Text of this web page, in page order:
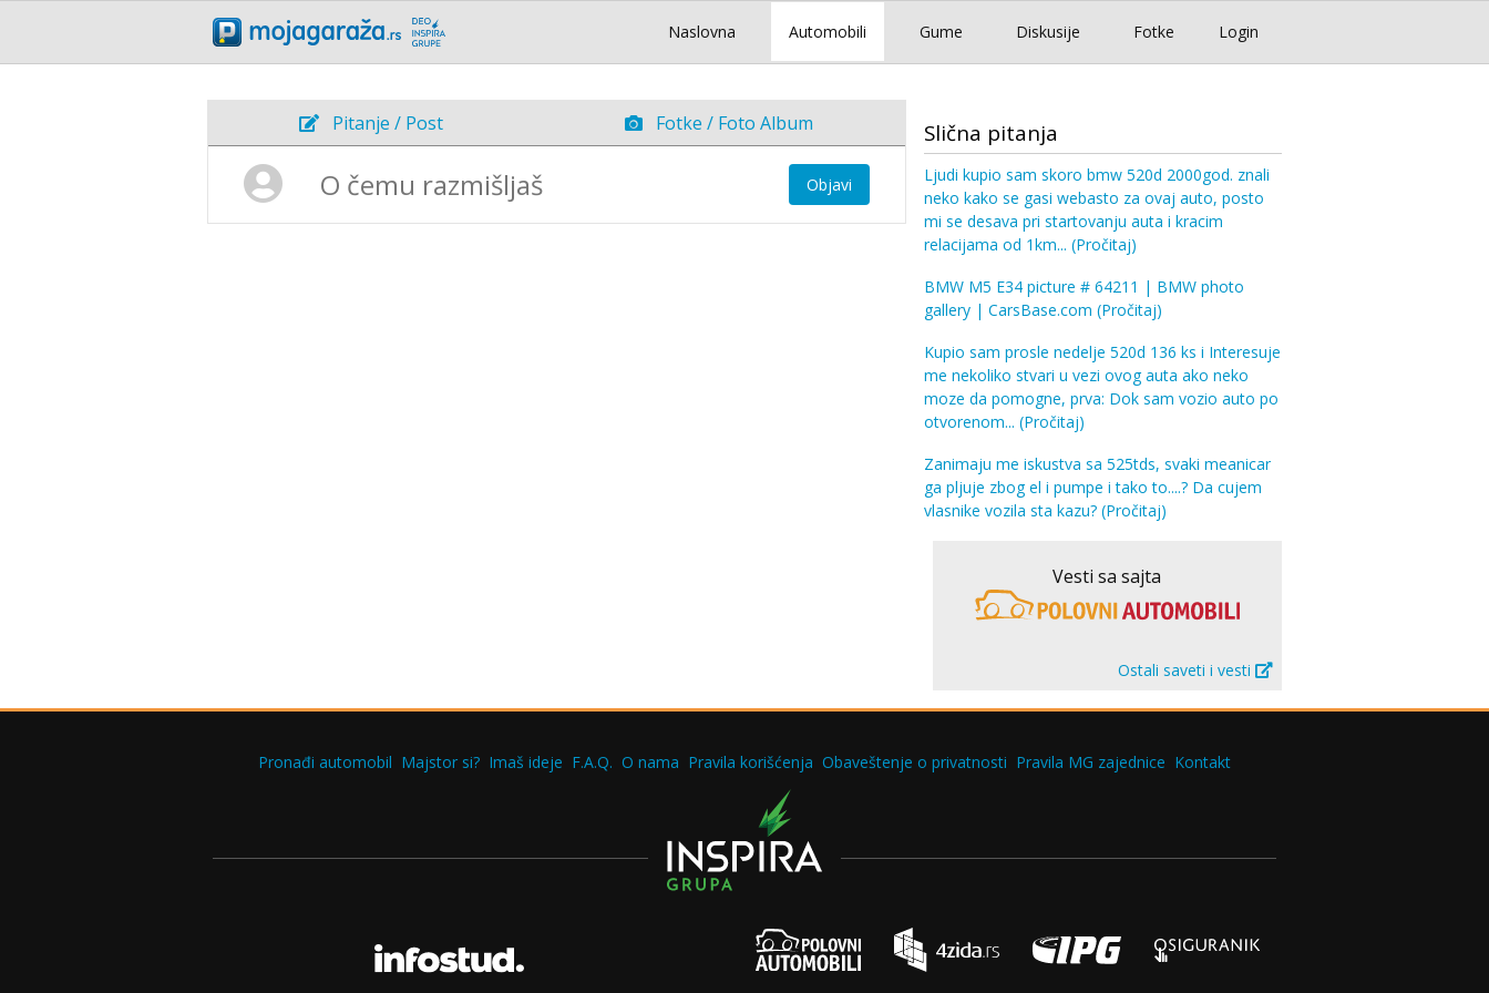
Login
Naslovna Automobili Gume Diskusije Fotke
Pitanje / Post Fotke / Foto Album
Objavi
Slična pitanja
Ljudi kupio sam skoro bmw 520d 2000god. znali
neko kako se gasi webasto za ovaj auto, posto
mi se desava pri startovanju auta i kracim
relacijama od 1km... (Pročitaj)
BMW M5 E34 picture # 64211 | BMW photo
gallery | CarsBase.com (Pročitaj)
Kupio sam prosle nedelje 520d 136 ks i Interesuje
me nekoliko stvari u vezi ovog auta ako neko
moze da pomogne, prva: Dok sam vozio auto po
otvorenom... (Pročitaj)
Zanimaju me iskustva sa 525tds, svaki meanicar
ga pljuje zbog el i pumpe i tako to....? Da cujem
vlasnike vozila sta kazu? (Pročitaj)
Vesti sa sajta
Ostali saveti i vesti
Pronađi automobil Majstor si? Imaš ideje F.A.Q. O nama Pravila korišćenja Obaveštenje o privatnosti Pravila MG zajednice Kontakt